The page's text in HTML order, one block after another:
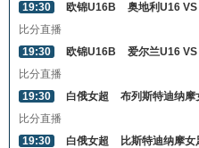
19:30
欧锦U16B
奥地利U16
比分直播
19:30
欧锦U16B
爱尔兰U16
比分直播
19:30
白俄女超
布列斯特迪纳
比分直播
19:30
白俄女超
比斯特迪纳摩